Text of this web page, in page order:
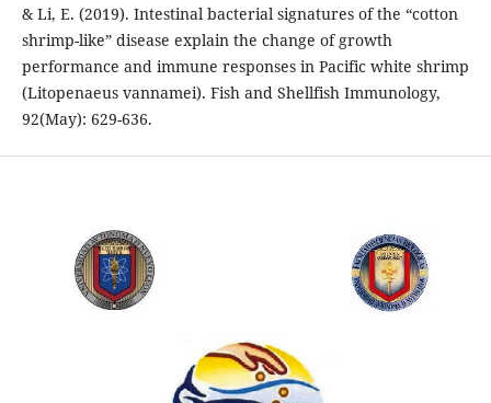
& Li, E. (2019). Intestinal bacterial signatures of the “cotton
shrimp-like” disease explain the change of growth
performance and immune responses in Pacific white shrimp
(Litopenaeus vannamei). Fish and Shellfish Immunology,
92(May): 629-636.